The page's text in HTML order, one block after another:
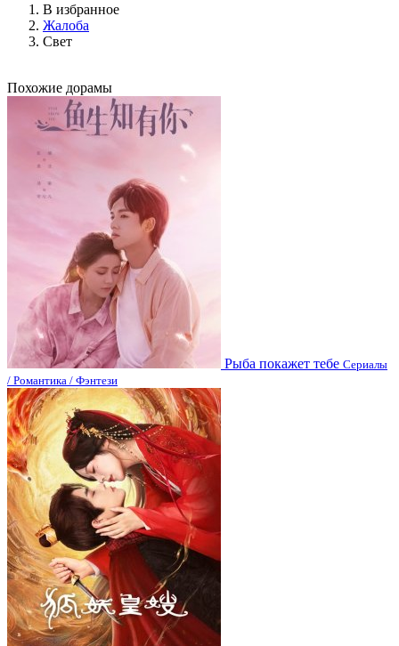
В избранное
Жалоба
Свет
Похожие дорамы
Рыба покажет тебе Сериалы
/ Романтика / Фэнтези